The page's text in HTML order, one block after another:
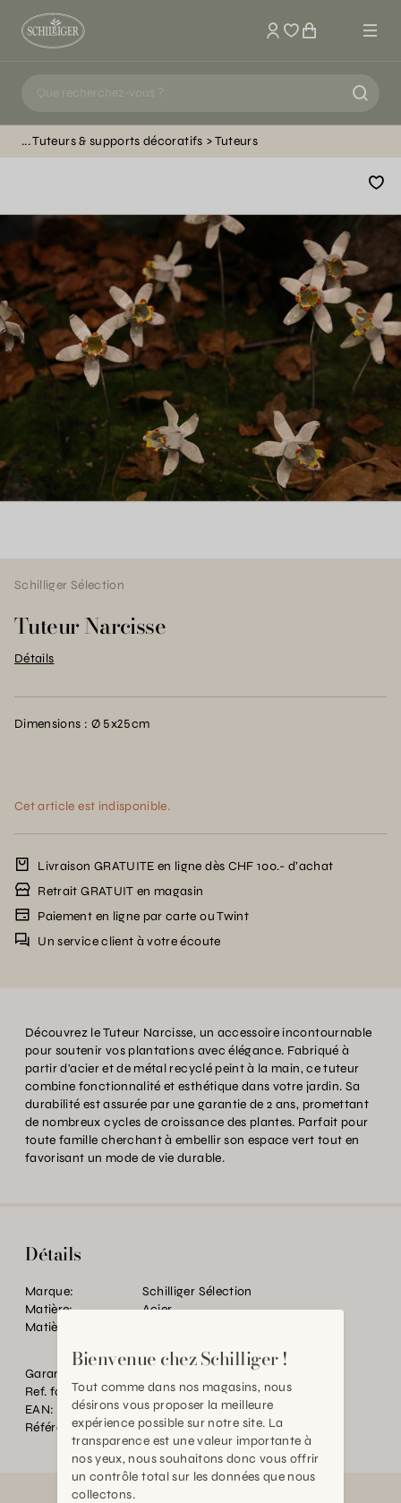
Mon compte
Tuteurs & supports décoratifs Tuteurs
Schilliger Sélection
Tuteur Narcisse
Détails
Dimensions : Ø 5x25cm
Cet article est indisponible.
Livraison GRATUITE en ligne dès CHF 100.- d’achat
Retrait GRATUIT en magasin
Paiement en ligne par carte ou Twint
Un service client à votre écoute
Découvrez le Tuteur Narcisse, un accessoire incontournable
pour soutenir vos plantations avec élégance. Fabriqué à
partir d'acier et de métal recyclé peint à la main, ce tuteur
combine fonctionnalité et esthétique dans votre jardin. Sa
durabilité est assurée par une garantie de 2 ans, promettant
de nombreux cycles de croissance des plantes. Parfait pour
toute famille cherchant à embellir son espace vert tout en
favorisant un mode de vie durable.
Détails
Marque:
Schilliger Sélection
Matière:
Acier
Matière:
Garantie:
Ref. fournisseur:
18003
EAN:
2000000258120
Référence:
TC.036432.0000.0000.0000
Bienvenue chez Schilliger !
Tout comme dans nos magasins, nous
désirons vous proposer la meilleure
expérience possible sur notre site. La
transparence est une valeur importante à
nos yeux, nous souhaitons donc vous offrir
un contrôle total sur les données que nous
collectons.